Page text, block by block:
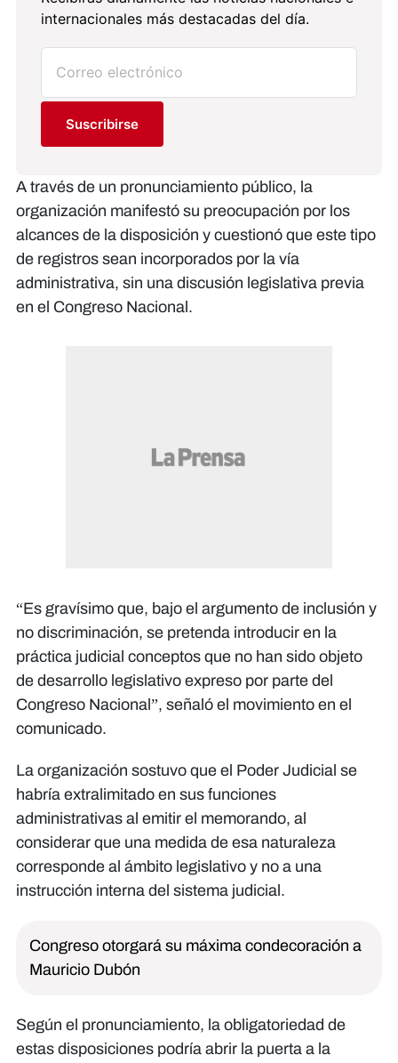
internacionales más destacadas del día.
Suscribirse
A través de un pronunciamiento público, la
organización manifestó su preocupación por los
alcances de la disposición y cuestionó que este tipo
de registros sean incorporados por la vía
administrativa, sin una discusión legislativa previa
en el Congreso Nacional.
“Es gravísimo que, bajo el argumento de inclusión y
no discriminación, se pretenda introducir en la
práctica judicial conceptos que no han sido objeto
de desarrollo legislativo expreso por parte del
Congreso Nacional”, señaló el movimiento en el
comunicado.
La organización sostuvo que el Poder Judicial se
habría extralimitado en sus funciones
administrativas al emitir el memorando, al
considerar que una medida de esa naturaleza
corresponde al ámbito legislativo y no a una
instrucción interna del sistema judicial.
Congreso otorgará su máxima condecoración a
Mauricio Dubón
Según el pronunciamiento, la obligatoriedad de
estas disposiciones podría abrir la puerta a la